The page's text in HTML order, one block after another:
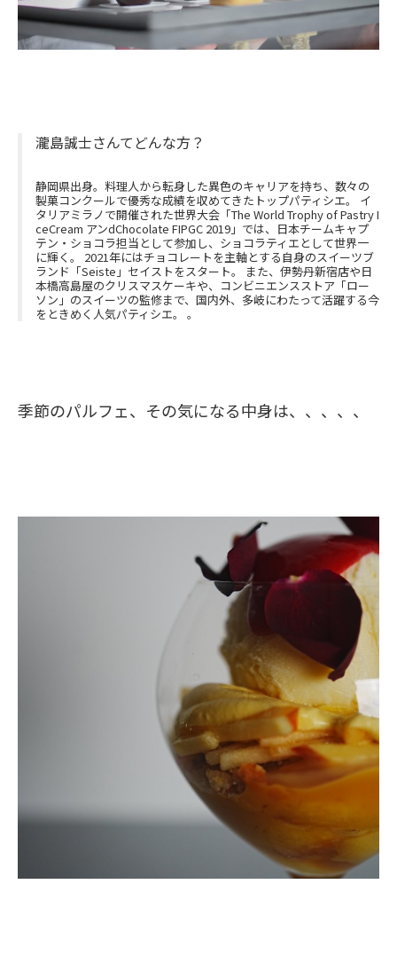
瀧島誠士さんてどんな方？
静岡県出身。料理人から転身した異色のキャリアを持ち、数々の
製菓コンクールで優秀な成績を収めてきたトップパティシエ。 イ
タリアミラノで開催された世界大会「The World Trophy of Pastry I
ceCream アンdChocolate FIPGC 2019」では、日本チームキャプ
テン・ショコラ担当として参加し、ショコラティエとして世界一
に輝く。 2021年にはチョコレートを主軸とする自身のスイーツブ
ランド「Seiste」セイストをスタート。 また、伊勢丹新宿店や日
本橋高島屋のクリスマスケーキや、コンビニエンスストア「ロー
ソン」のスイーツの監修まで、国内外、多岐にわたって活躍する今
をときめく人気パティシエ。 。
季節のパルフェ、その気になる中身は、、、、、